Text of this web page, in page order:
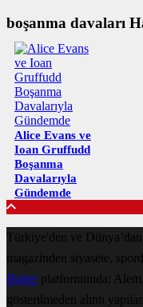
boşanma davaları
Alice Evans ve
Ioan Gruffudd
Boşanma
Davalarıyla
Gündemde
Türkiye'den ve
magazinden siyasete,
Haberplatformunda;
gösterilmeden alıntı